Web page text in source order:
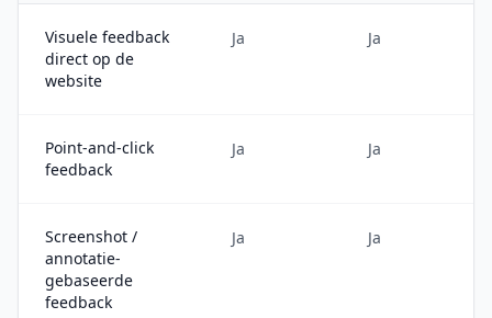
Visuele feedback
direct op de
website
Ja Ja
Point-and-click
feedback
Ja Ja
Screenshot /
annotatie-
gebaseerde
feedback
Ja Ja